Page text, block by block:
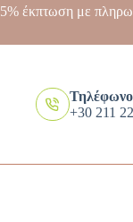
5% έκπτωση με
+30 211